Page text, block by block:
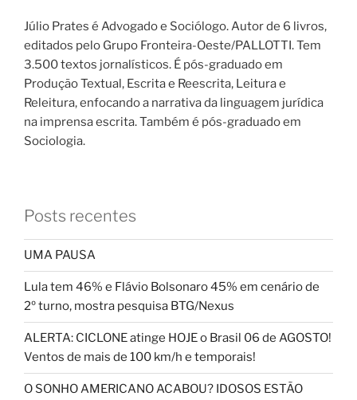
Júlio Prates é Advogado e Sociólogo. Autor de 6 livros,
editados pelo Grupo Fronteira-Oeste/PALLOTTI. Tem
3.500 textos jornalísticos. É pós-graduado em
Produção Textual, Escrita e Reescrita, Leitura e
Releitura, enfocando a narrativa da linguagem jurídica
na imprensa escrita. Também é pós-graduado em
Sociologia.
Posts recentes
UMA PAUSA
Lula tem 46% e Flávio Bolsonaro 45% em cenário de
2º turno, mostra pesquisa BTG/Nexus
ALERTA: CICLONE atinge HOJE o Brasil 06 de AGOSTO!
Ventos de mais de 100 km/h e temporais!
O SONHO AMERICANO ACABOU? IDOSOS ESTÃO